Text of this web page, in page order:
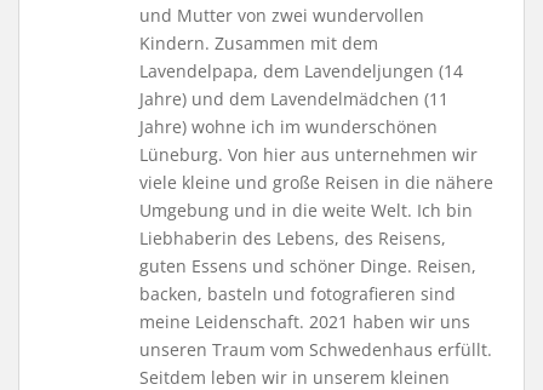
und Mutter von zwei wundervollen
Kindern. Zusammen mit dem
Lavendelpapa, dem Lavendeljungen (14
Jahre) und dem Lavendelmädchen (11
Jahre) wohne ich im wunderschönen
Lüneburg. Von hier aus unternehmen wir
viele kleine und große Reisen in die nähere
Umgebung und in die weite Welt. Ich bin
Liebhaberin des Lebens, des Reisens,
guten Essens und schöner Dinge. Reisen,
backen, basteln und fotografieren sind
meine Leidenschaft. 2021 haben wir uns
unseren Traum vom Schwedenhaus erfüllt.
Seitdem leben wir in unserem kleinen